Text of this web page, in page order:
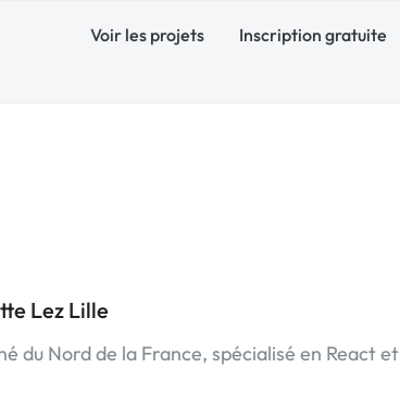
Voir les projets Inscription gratuite
Lez Lille
du Nord de la France, spécialisé en React et